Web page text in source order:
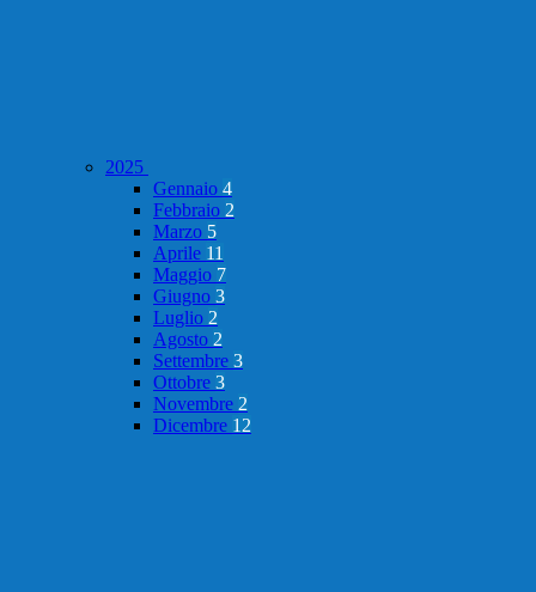
2025
Gennaio 4
Febbraio 2
Marzo 5
Aprile 11
Maggio 7
Giugno 3
Luglio 2
Agosto 2
Settembre 3
Ottobre 3
Novembre 2
Dicembre 12